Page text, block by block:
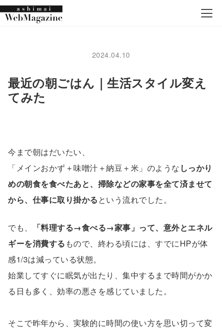
2024.04.10
最近の朝ごはん｜生活スタイル変え
てみた
今まで朝はだいたい、
「メインおかず＋味噌汁＋納豆＋米」のような しっかり
めの朝食を食べたあと、掃除などの家事を全て済ませて
から、仕事に取り掛かるという流れでした。
でも、
「料理する→食べる→家事」って、意外とエネル
ギーを消費する もので、終わる頃には、すでにHPが体
感1/3は減っている状態。
始業してすぐに眠気が出たり、集中するまで時間がかか
る日も多く、効率の悪さを感じていました。
そこで昨年から、実験的に時間の使い方を思い切って変